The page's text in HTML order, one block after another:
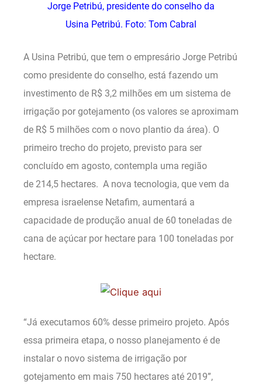
Jorge Petribú, presidente do conselho da
Usina Petribú. Foto: Tom Cabral
A Usina Petribú, que tem o empresário Jorge Petribú
como presidente do conselho, está fazendo um
investimento de R$ 3,2 milhões em um sistema de
irrigação por gotejamento (os valores se aproximam
de R$ 5 milhões com o novo plantio da área). O
primeiro trecho do projeto, previsto para ser
concluído em agosto, contempla uma região
de 214,5 hectares. A nova tecnologia, que vem da
empresa israelense Netafim, aumentará a
capacidade de produção anual de 60 toneladas de
cana de açúcar por hectare para 100 toneladas por
hectare.
“Já executamos 60% desse primeiro projeto. Após
essa primeira etapa, o nosso planejamento é de
instalar o novo sistema de irrigação por
gotejamento em mais 750 hectares até 2019”,